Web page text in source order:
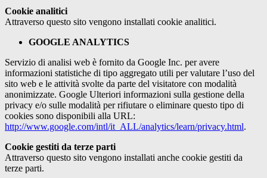
Cookie analitici
Attraverso questo sito vengono installati cookie analitici.
GOOGLE ANALYTICS
Servizio di analisi web è fornito da Google Inc. per avere
informazioni statistiche di tipo aggregato utili per valutare l’uso del
sito web e le attività svolte da parte del visitatore con modalità
anonimizzate. Google Ulteriori informazioni sulla gestione della
privacy e/o sulle modalità per rifiutare o eliminare questo tipo di
cookies sono disponibili alla URL:
http://www.google.com/intl/it_ALL/analytics/learn/privacy.html.
Cookie gestiti da terze parti
Attraverso questo sito vengono installati anche cookie gestiti da
terze parti.